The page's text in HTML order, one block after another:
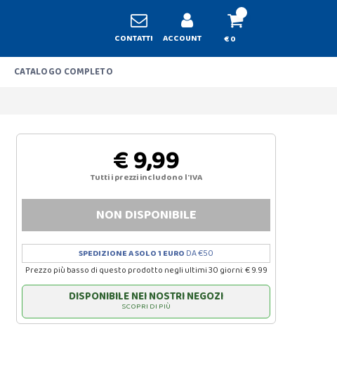
CONTATTI ACCOUNT € 0
CATALOGO COMPLETO
€ 9,99
Tutti i prezzi includono l'IVA
NON DISPONIBILE
SPEDIZIONE A SOLO 1 EURO DA €50
Prezzo più basso di questo prodotto negli ultimi 30 giorni: € 9.99
DISPONIBILE NEI NOSTRI NEGOZI
SCOPRI DI PIÙ